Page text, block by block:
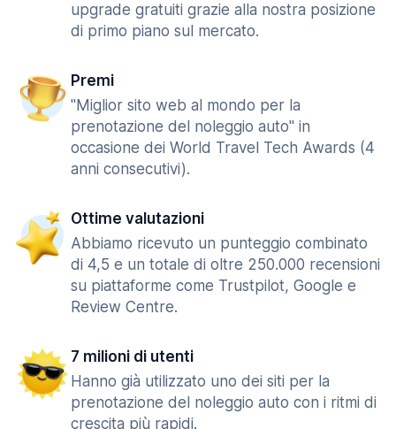
upgrade gratuiti grazie alla nostra posizione
di primo piano sul mercato.
Premi
"Miglior sito web al mondo per la
prenotazione del noleggio auto" in
occasione dei World Travel Tech Awards (4
anni consecutivi).
Ottime valutazioni
Abbiamo ricevuto un punteggio combinato
di 4,5 e un totale di oltre 250.000 recensioni
su piattaforme come Trustpilot, Google e
Review Centre.
7 milioni di utenti
Hanno già utilizzato uno dei siti per la
prenotazione del noleggio auto con i ritmi di
crescita più rapidi.